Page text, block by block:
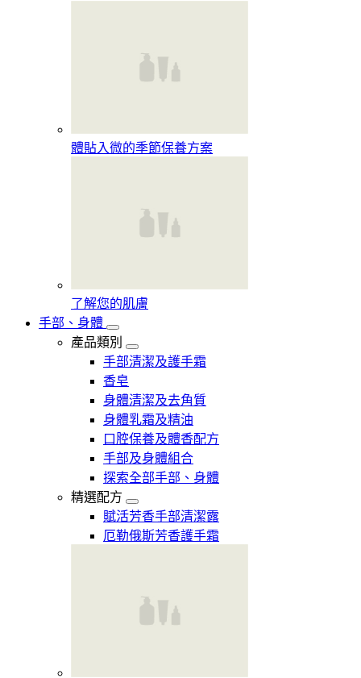
體貼入微的季節保養方案
了解您的肌膚
手部、身體
產品類別
手部清潔及護手霜
香皂
身體清潔及去角質
身體乳霜及精油
口腔保養及體香配方
手部及身體組合
探索全部手部、身體
精選配方
賦活芳香手部清潔露
厄勒俄斯芳香護手霜